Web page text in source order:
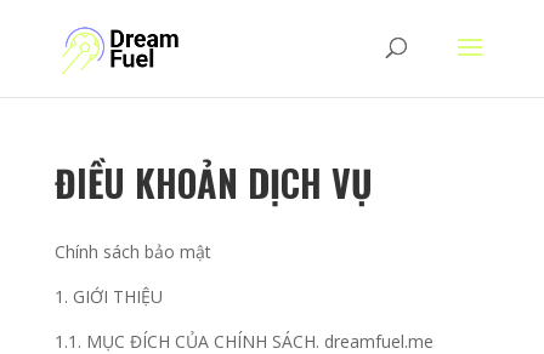
ĐIỀU KHOẢN DỊCH VỤ
Chính sách bảo mật
1. GIỚI THIỆU
1.1. MỤC ĐÍCH CỦA CHÍNH SÁCH. dreamfuel.me